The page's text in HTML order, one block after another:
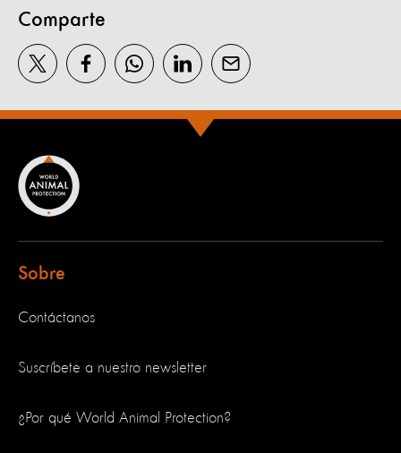
Comparte
Sobre
Contáctanos
Suscríbete a nuestro newsletter
¿Por qué World Animal Protection?